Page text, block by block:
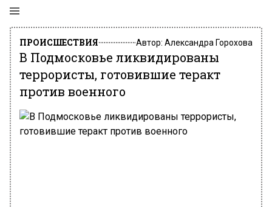
ПРОИСШЕСТВИЯ Автор: Александра Горохова
В Подмосковье ликвидированы
террористы, готовившие теракт
против военного